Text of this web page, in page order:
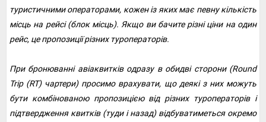
туристичними операторами, кожен із яких має певну кількість
місць на рейсі (блок місць). Якщо ви бачите різні ціни на один
рейс, це пропозиції різних туроператорів.
При бронюванні авіаквитків одразу в обидві сторони (Round
Trip (RT) чартери) просимо врахувати, що деякі з них можуть
бути комбінованою пропозицією від різних туроператорів і
підтвердження квитків (туди і назад) відбуватиметься окремо